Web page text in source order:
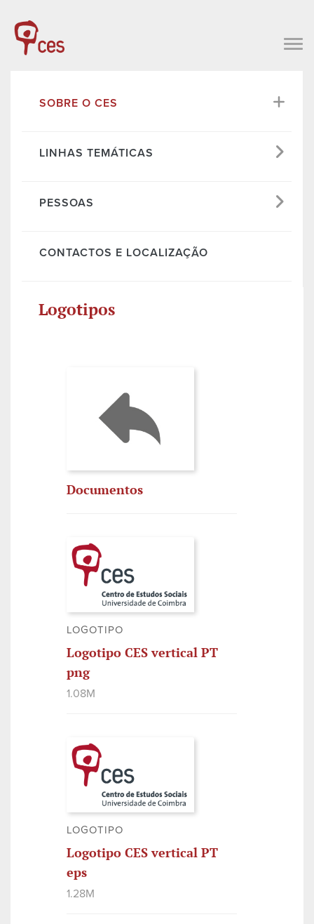
SOBRE O CES
LINHAS TEMÁTICAS
PESSOAS
CONTACTOS E LOCALIZAÇÃO
Logotipos
Documentos
LOGOTIPO
Logotipo CES vertical PT
png
1.08M
LOGOTIPO
Logotipo CES vertical PT
eps
1.28M